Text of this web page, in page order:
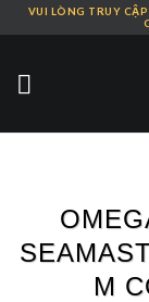
Skip
content
VUI LÒNG TRUY
M